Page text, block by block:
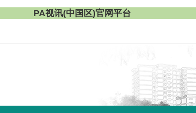
PA视讯(中国区)官网平台